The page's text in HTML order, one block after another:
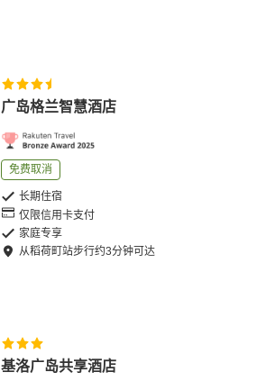
广岛格兰智慧酒店
免费取消
长期住宿
仅限信用卡支付
家庭专享
从稻荷町站步行约3分钟可达
基洛广岛共享酒店